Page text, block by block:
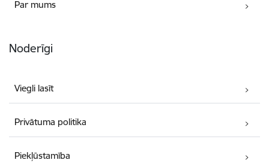
Par mums
Noderīgi
Viegli lasīt
Privātuma politika
Piekļūstamība